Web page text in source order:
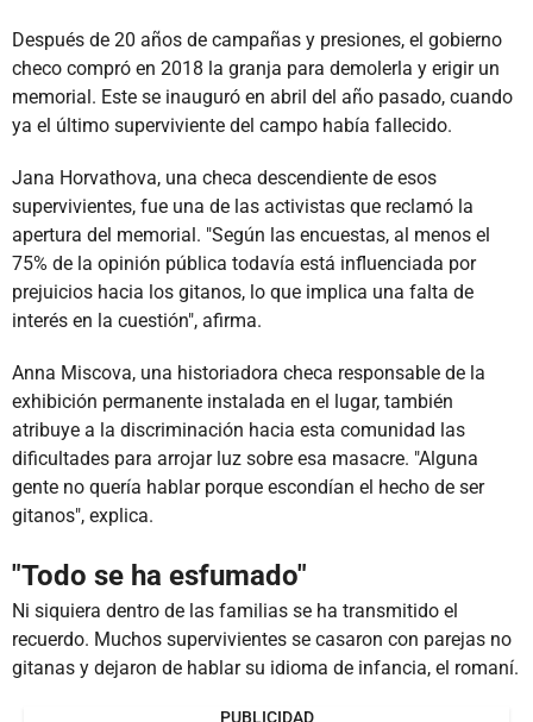
Después de 20 años de campañas y presiones, el gobierno
checo compró en 2018 la granja para demolerla y erigir un
memorial. Este se inauguró en abril del año pasado, cuando
ya el último superviviente del campo había fallecido.
Jana Horvathova, una checa descendiente de esos
supervivientes, fue una de las activistas que reclamó la
apertura del memorial. "Según las encuestas, al menos el
75% de la opinión pública todavía está influenciada por
prejuicios hacia los gitanos, lo que implica una falta de
interés en la cuestión", afirma.
Anna Miscova, una historiadora checa responsable de la
exhibición permanente instalada en el lugar, también
atribuye a la discriminación hacia esta comunidad las
dificultades para arrojar luz sobre esa masacre. "Alguna
gente no quería hablar porque escondían el hecho de ser
gitanos", explica.
"Todo se ha esfumado"
Ni siquiera dentro de las familias se ha transmitido el
recuerdo. Muchos supervivientes se casaron con parejas no
gitanas y dejaron de hablar su idioma de infancia, el romaní.
PUBLICIDAD